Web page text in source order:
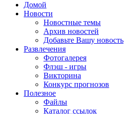
Домой
Новости
Новостные темы
Архив новостей
Добавьте Вашу новость
Развлечения
Фотогалерея
Флэш - игры
Викторина
Конкурс прогнозов
Полезное
Файлы
Каталог ссылок